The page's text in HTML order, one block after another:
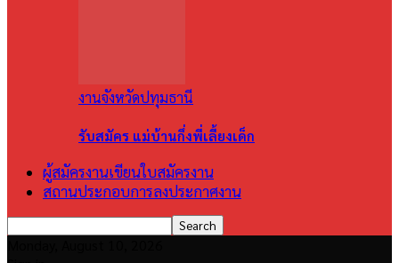
งานจังหวัดปทุมธานี
รับสมัคร แม่บ้านกึ่งพี่เลี้ยงเด็ก
ผู้สมัครงานเขียนใบสมัครงาน
สถานประกอบการลงประกาศงาน